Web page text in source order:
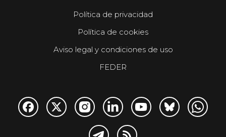
Política de privacidad
Política de cookies
Aviso legal y condiciones de uso
FEDER